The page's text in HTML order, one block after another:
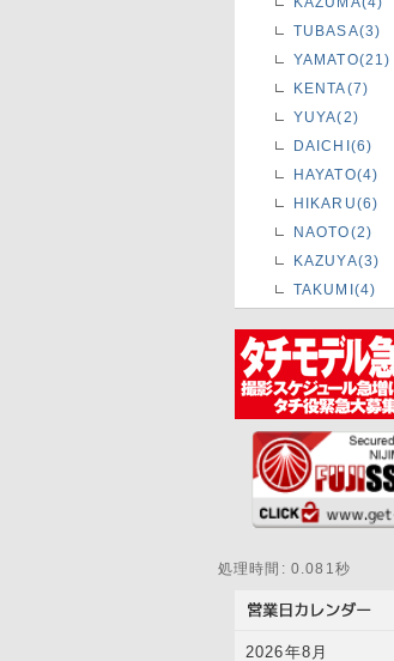
TUBASA(3)
YAMATO(21)
KENTA(7)
YUYA(2)
DAICHI(6)
HAYATO(4)
HIKARU(6)
NAOTO(2)
KAZUYA(3)
TAKUMI(4)
処理時間: 0.081秒
2026年8月